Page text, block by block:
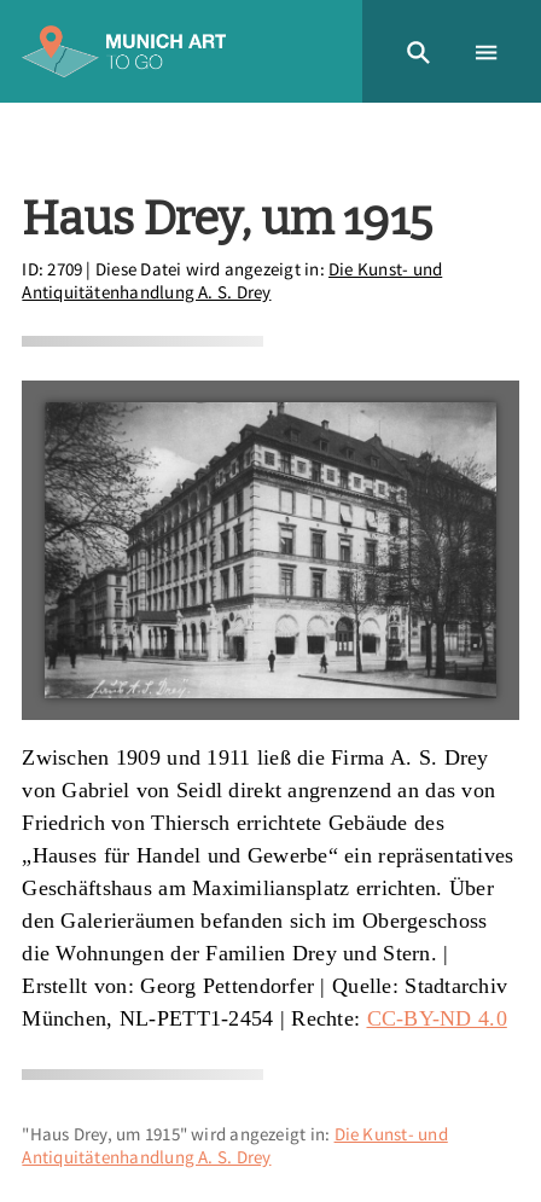
Haus Drey, um 1915
ID: 2709 | Diese Datei wird angezeigt in: Die Kunst- und
Antiquitätenhandlung A. S. Drey
Zwischen 1909 und 1911 ließ die Firma A. S. Drey
von Gabriel von Seidl direkt angrenzend an das von
Friedrich von Thiersch errichtete Gebäude des
„Hauses für Handel und Gewerbe“ ein repräsentatives
Geschäftshaus am Maximiliansplatz errichten. Über
den Galerieräumen befanden sich im Obergeschoss
die Wohnungen der Familien Drey und Stern. |
Erstellt von: Georg Pettendorfer |Quelle: Stadtarchiv
München, NL-PETT1-2454 | Rechte: CC-BY-ND 4.0
"Haus Drey, um 1915" wird angezeigt in: Die Kunst- und
Antiquitätenhandlung A. S. Drey